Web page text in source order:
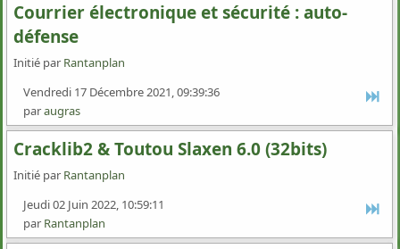
Courrier électronique et sécurité : auto-
défense
Initié par Rantanplan
Vendredi 17 Décembre 2021, 09:39:36
paraugras
Cracklib2 & Toutou Slaxen 6.0 (32bits)
Initié par Rantanplan
Jeudi 02 Juin 2022, 10:59:11
par Rantanplan